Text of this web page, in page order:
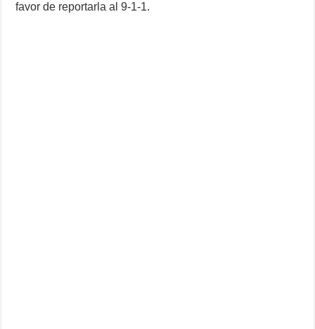
favor de reportarla al 9-1-1.